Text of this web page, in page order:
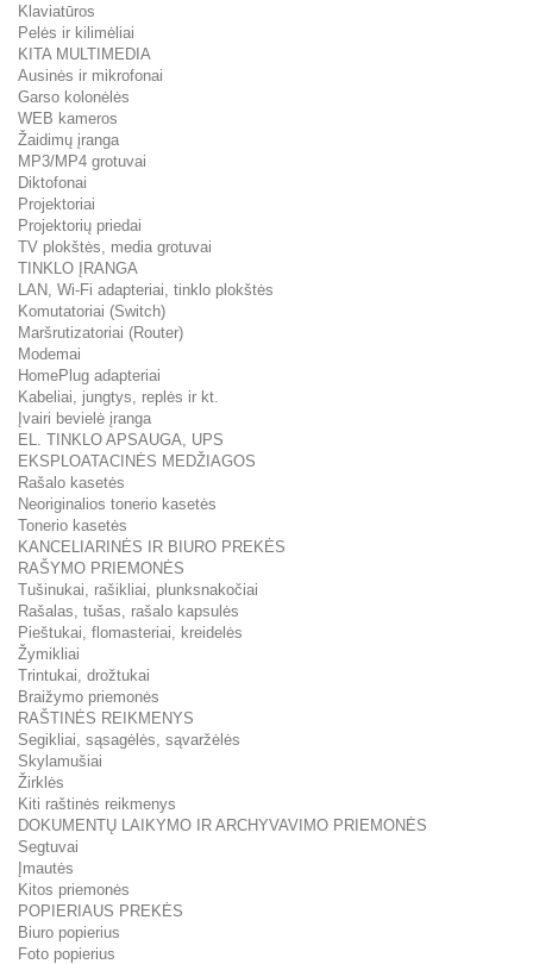
Klaviatūros
Pelės ir kilimėliai
KITA MULTIMEDIA
Ausinės ir mikrofonai
Garso kolonėlės
WEB kameros
Žaidimų įranga
MP3/MP4 grotuvai
Diktofonai
Projektoriai
Projektorių priedai
TV plokštės, media grotuvai
TINKLO ĮRANGA
LAN, Wi-Fi adapteriai, tinklo plokštės
Komutatoriai (Switch)
Maršrutizatoriai (Router)
Modemai
HomePlug adapteriai
Kabeliai, jungtys, replės ir kt.
Įvairi bevielė įranga
EL. TINKLO APSAUGA, UPS
EKSPLOATACINĖS MEDŽIAGOS
Rašalo kasetės
Neoriginalios tonerio kasetės
Tonerio kasetės
KANCELIARINĖS IR BIURO PREKĖS
RAŠYMO PRIEMONĖS
Tušinukai, rašikliai, plunksnakočiai
Rašalas, tušas, rašalo kapsulės
Pieštukai, flomasteriai, kreidelės
Žymikliai
Trintukai, drožtukai
Braižymo priemonės
RAŠTINĖS REIKMENYS
Segikliai, sąsagėlės, sąvaržėlės
Skylamušiai
Žirklės
Kiti raštinės reikmenys
DOKUMENTŲ LAIKYMO IR ARCHYVAVIMO PRIEMONĖS
Segtuvai
Įmautės
Kitos priemonės
POPIERIAUS PREKĖS
Biuro popierius
Foto popierius